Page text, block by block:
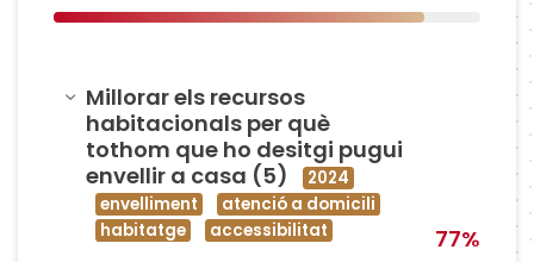
Amagar
Millorar els recursos
habitacionals per què
tothom que ho desitgi pugui
envellir a casa (5)
2024
envelliment
atenció a domicili
habitatge
accessibilitat 77%